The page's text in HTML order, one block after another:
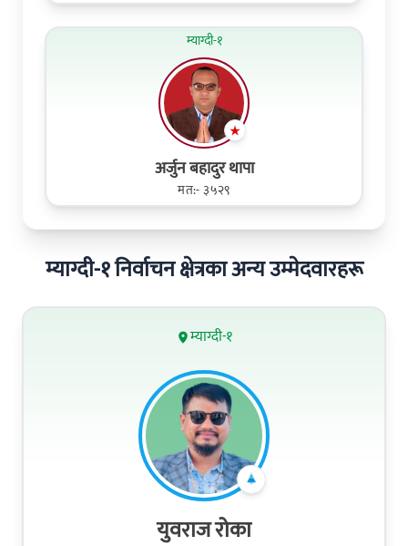
म्याग्दी-१
अर्जुन बहादुर थापा
मत:- ३५२९
म्याग्दी-१ निर्वाचन क्षेत्रका अन्य उम्मेदवारहरू
म्याग्दी-१
युवराज रोका